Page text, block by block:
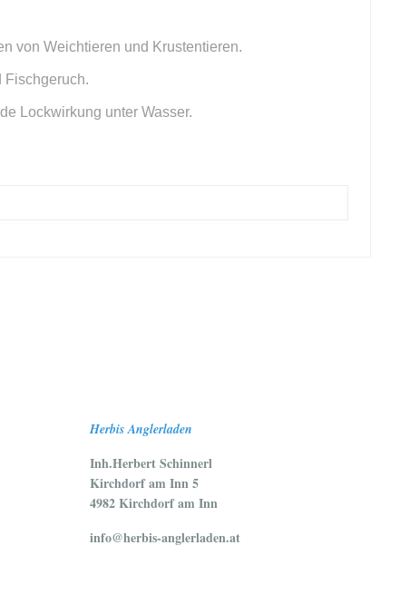
von Weichtieren und Krustentieren.
Fischgeruch.
Lockwirkung unter Wasser.
Herbis Anglerladen
Inh.Herbert Schinnerl
Kirchdorf am Inn 5
4982 Kirchdorf am Inn
info@herbis-anglerladen.at